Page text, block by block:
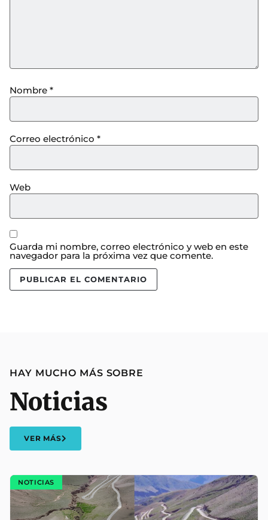
Nombre *
Correo electrónico *
Web
Guarda mi nombre, correo electrónico y web en este
navegador para la próxima vez que comente.
HAY MUCHO MÁS SOBRE
Noticias
VER MÁS
NOTICIAS